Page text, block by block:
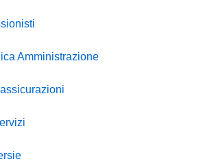
Amministrazione